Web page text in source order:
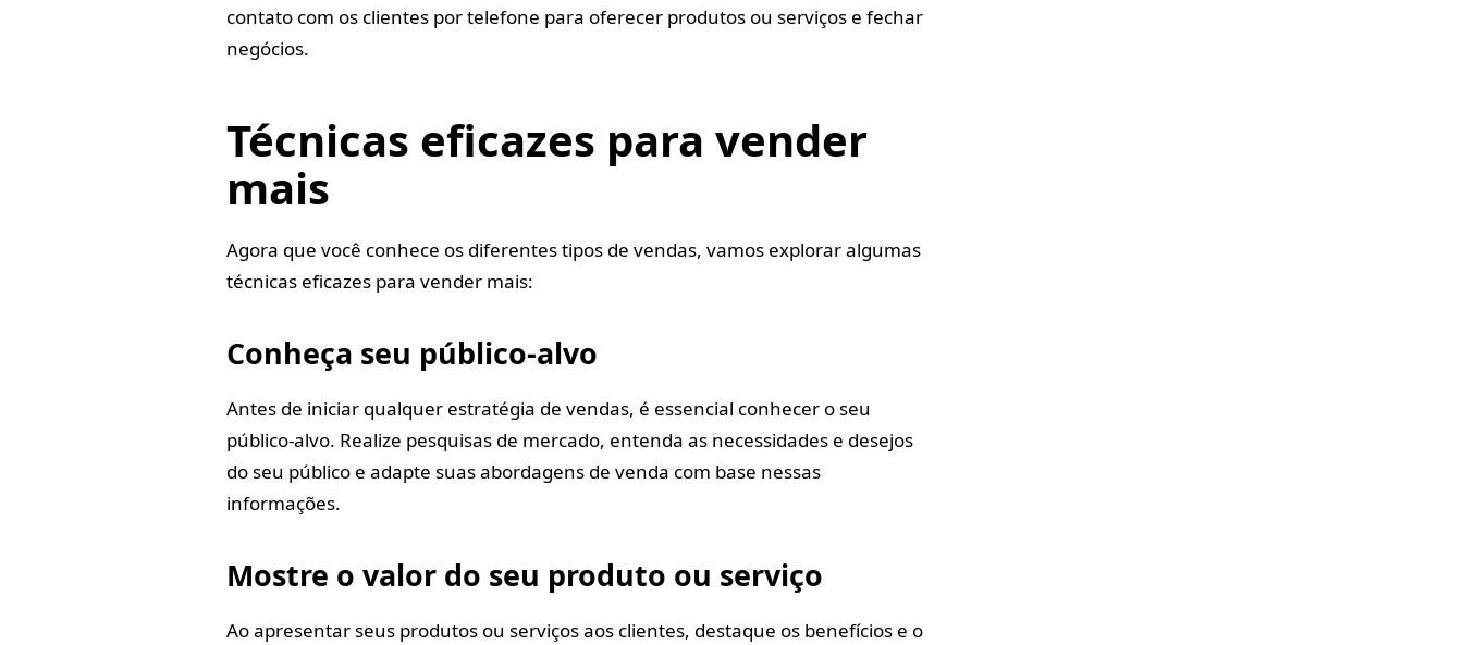
contato com os clientes por telefone para oferecer produtos ou serviços e fechar
negócios.
Técnicas eficazes para vender
mais
Agora que você conhece os diferentes tipos de vendas, vamos explorar algumas
técnicas eficazes para vender mais:
Conheça seu público-alvo
Antes de iniciar qualquer estratégia de vendas, é essencial conhecer o seu
público-alvo. Realize pesquisas de mercado, entenda as necessidades e desejos
do seu público e adapte suas abordagens de venda com base nessas
informações.
Mostre o valor do seu produto ou serviço
Ao apresentar seus produtos ou serviços aos clientes, destaque os benefícios e o